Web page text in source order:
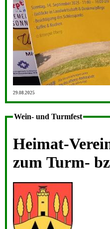
29.08.2025
Wein- und Turmfest
Heimat-
zum Turm-